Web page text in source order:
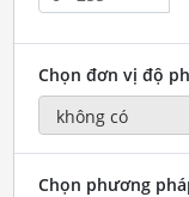
Chọn đơn vị độ
Chọn phương